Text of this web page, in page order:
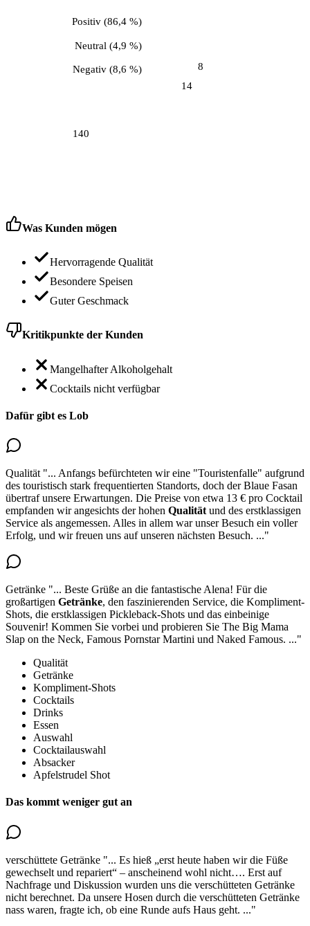
14
Negativ(8,6 %) 8
Neutral (4,9 %)
140
Positiv(86,4 %)
Was Kunden mögen
Hervorragende Qualität
Besondere Speisen
Guter Geschmack
Kritikpunkte der Kunden
Mangelhafter Alkoholgehalt
Cocktails nicht verfügbar
Dafür gibt es Lob
Qualität "... Anfangs befürchteten wir eine "Touristenfalle" aufgrund
des touristisch stark frequentierten Standorts, doch der Blaue Fasan
übertraf unsere Erwartungen. Die Preise von etwa 13 € pro Cocktail
empfanden wirangesichts der hohen Qualität und des erstklassigen
Service als angemessen. Alles in allem war unser Besuch ein voller
Erfolg, und wir freuen uns auf unseren nächsten Besuch. ..."
Getränke "... Beste Grüße an die fantastische Alena! Für die
großartigen Getränke, den faszinierenden Service, die Kompliment-
Shots, die erstklassigen Pickleback-Shots und das einbeinige
Souvenir! Kommen Sie vorbei und probieren Sie The Big Mama
Slap on the Neck, Famous Pornstar Martini und Naked Famous. ..."
Qualität
Getränke
Kompliment-Shots
Cocktails
Drinks
Essen
Auswahl
Cocktailauswahl
Absacker
Apfelstrudel Shot
Das kommt weniger gut an
verschüttete Getränke "... Es hieß „erst heute haben wir die Füße
gewechselt und repariert“ – anscheinend wohl nicht…. Erst auf
Nachfrage und Diskussion wurden uns die verschütteten Getränke
nicht berechnet. Da unsere Hosen durch die verschütteten Getränke
nass waren, fragte ich, ob eine Runde aufs Haus geht. ..."